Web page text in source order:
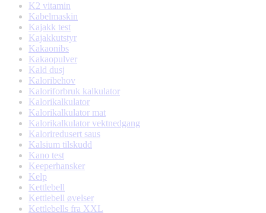
K2 vitamin
Kabelmaskin
Kajakk test
Kajakkutstyr
Kakaonibs
Kakaopulver
Kald dusj
Kaloribehov
Kaloriforbruk kalkulator
Kalorikalkulator
Kalorikalkulator mat
Kalorikalkulator vektnedgang
Kaloriredusert saus
Kalsium tilskudd
Kano test
Keeperhansker
Kelp
Kettlebell
Kettlebell øvelser
Kettlebells fra XXL